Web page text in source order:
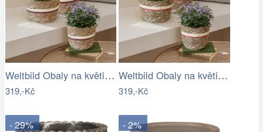
Weltbild Obaly na květináče z mořské…
319,-Kč
Weltbild Obaly na květináče z mořské…
319,-Kč
- 29% - 2%